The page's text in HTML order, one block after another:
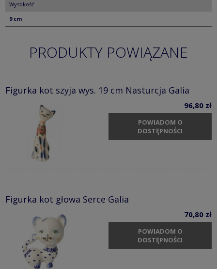
Wysokość
9 cm
PRODUKTY POWIĄZANE
Figurka kot szyja wys. 19 cm Nasturcja Galia
96,80 zł
POWIADOM O
DOSTĘPNOŚCI
Figurka kot głowa Serce Galia
70,80 zł
POWIADOM O
DOSTĘPNOŚCI